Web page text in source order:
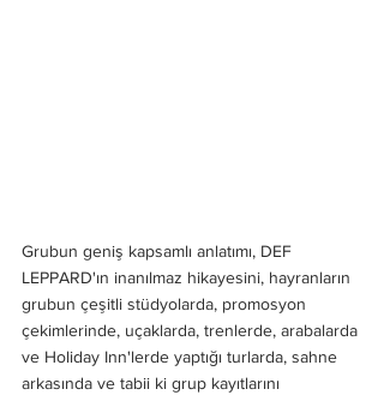
Grubun geniş kapsamlı anlatımı, DEF
LEPPARD'ın inanılmaz hikayesini, hayranların
grubun çeşitli stüdyolarda, promosyon
çekimlerinde, uçaklarda, trenlerde, arabalarda
ve Holiday Inn'lerde yaptığı turlarda, sahne
arkasında ve tabii ki grup kayıtlarını